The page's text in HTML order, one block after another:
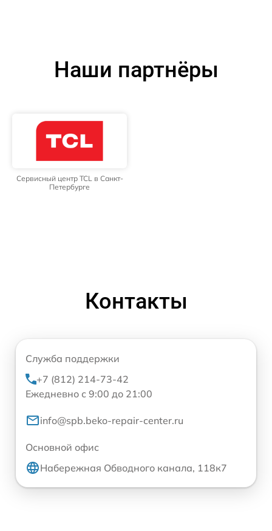
Наши партнёры
Сервисный центр TCL в Санкт-
Петербурге
Контакты
Служба поддержки
+7 (812) 214-73-42
Ежедневно с 9:00 до 21:00
info@spb.beko-repair-center.ru
Основной офис
Набережная Обводного канала, 118к7